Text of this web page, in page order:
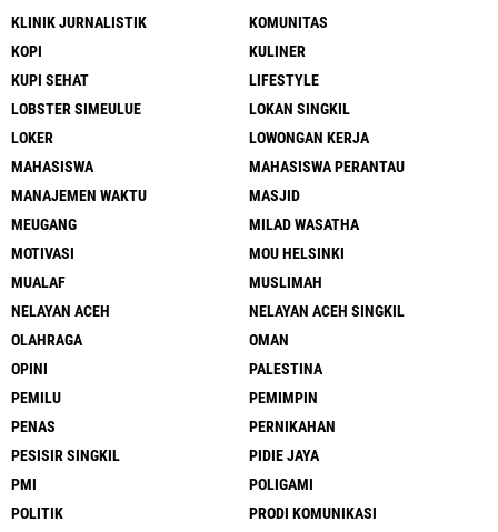
KLINIK JURNALISTIK
KOMUNITAS
KOPI
KULINER
KUPI SEHAT
LIFESTYLE
LOBSTER SIMEULUE
LOKAN SINGKIL
LOKER
LOWONGAN KERJA
MAHASISWA
MAHASISWA PERANTAU
MANAJEMEN WAKTU
MASJID
MEUGANG
MILAD WASATHA
MOTIVASI
MOU HELSINKI
MUALAF
MUSLIMAH
NELAYAN ACEH
NELAYAN ACEH SINGKIL
OLAHRAGA
OMAN
OPINI
PALESTINA
PEMILU
PEMIMPIN
PENAS
PERNIKAHAN
PESISIR SINGKIL
PIDIE JAYA
PMI
POLIGAMI
POLITIK
PRODI KOMUNIKASI